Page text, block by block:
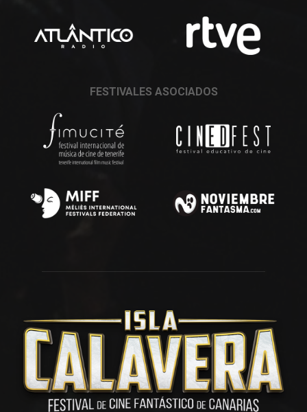
FESTIVALES ASOCIADOS